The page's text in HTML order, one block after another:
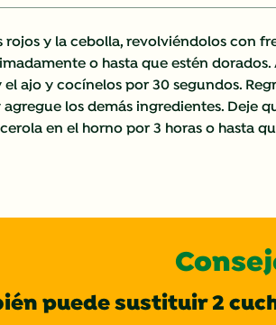
rojos y la cebolla, revolviéndolos con
o hasta que estén dorados.
el ajo y cocínelos por 30 segundos.
los demás ingredientes. Deje
en el horno por 3 horas o hasta
puede sustituir 2